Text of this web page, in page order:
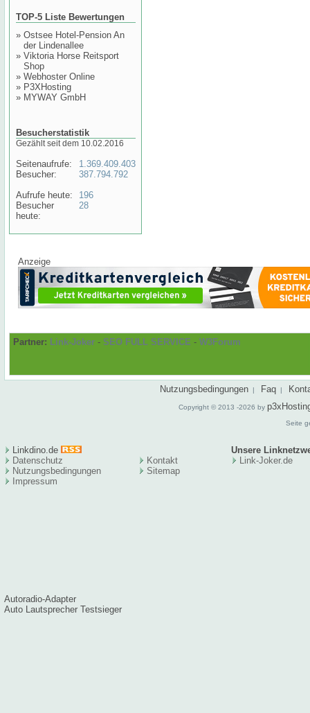
TOP-5 Liste Bewertungen
» Ostsee Hotel-Pension An
der Lindenallee
» Viktoria Horse Reitsport
Shop
» Webhoster Online
» P3XHosting
» MYWAY GmbH
Besucherstatistik
Gezählt seit dem 10.02.2016
Seitenaufrufe:
Besucher:
Aufrufe heute:
Besucher
heute:
1.369.409.403
387.794.792
196
28
Anzeige
Partner: Link-Joker - SEO FULL SERVICE - W3Forum
Nutzungsbedingungen | Faq |
Copyright © 2013 -2026 by
Seite
Linkdino.de
Unsere
Datenschutz
Nutzungsbedingungen
Impressum
Kontakt
Sitemap
Link-Joker.de
Autoradio-Adapter
Auto Lautsprecher Testsieger